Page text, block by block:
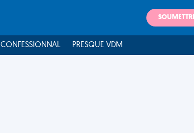
CONFESSIONNAL PRESQUE VDM